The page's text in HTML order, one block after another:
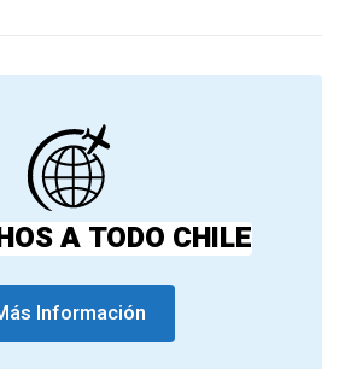
A TODO CHILE
Información